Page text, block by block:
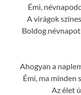
Émi,
A virágok
Boldog
Ahogyan a
Émi, ma minden
Az élet